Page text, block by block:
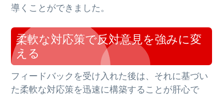
導くことができました。
柔軟な対応策で反対意見を強みに変
える
フィードバックを受け入れた後は、それに基づい
た柔軟な対応策を迅速に構築することが肝心で